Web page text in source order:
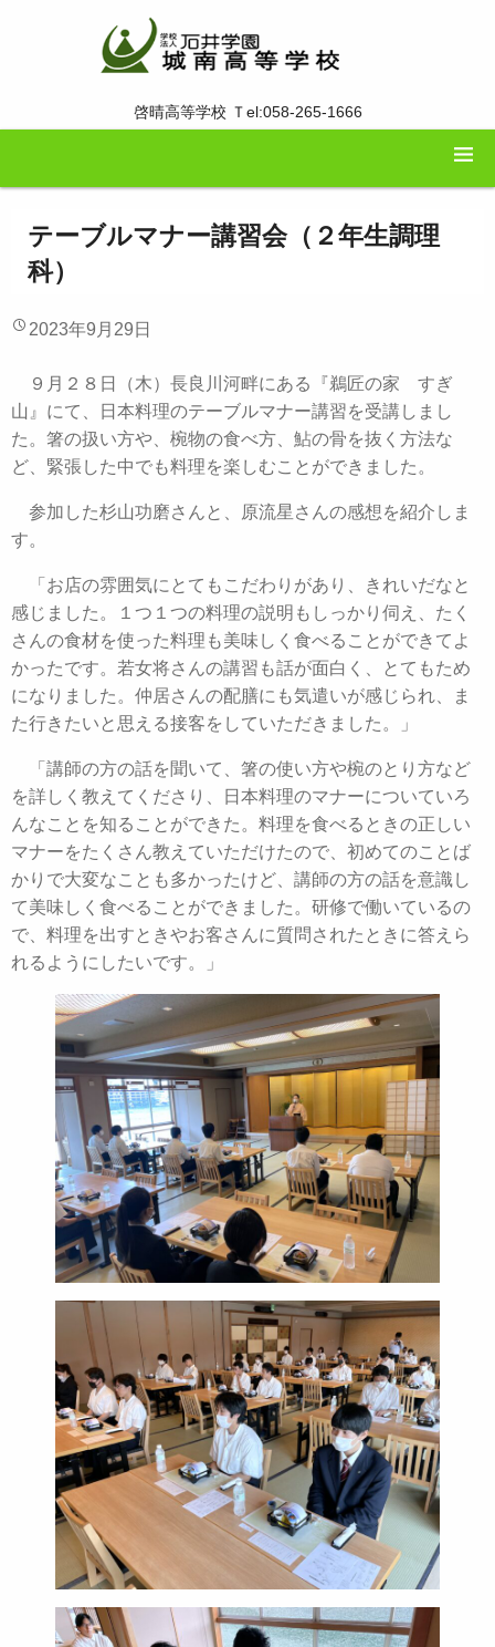
啓晴高等学校 Ｔel:058-265-1666
テーブルマナー講習会（２年生調理
科）
2023年9月29日
９月２８日（木）長良川河畔にある『鵜匠の家 すぎ
山』にて、日本料理のテーブルマナー講習を受講しまし
た。箸の扱い方や、椀物の食べ方、鮎の骨を抜く方法な
ど、緊張した中でも料理を楽しむことができました。
参加した杉山功磨さんと、原流星さんの感想を紹介しま
す。
「お店の雰囲気にとてもこだわりがあり、きれいだなと
感じました。１つ１つの料理の説明もしっかり伺え、たく
さんの食材を使った料理も美味しく食べることができてよ
かったです。若女将さんの講習も話が面白く、とてもため
になりました。仲居さんの配膳にも気遣いが感じられ、ま
た行きたいと思える接客をしていただきました。」
「講師の方の話を聞いて、箸の使い方や椀のとり方など
を詳しく教えてくださり、日本料理のマナーについていろ
んなことを知ることができた。料理を食べるときの正しい
マナーをたくさん教えていただけたので、初めてのことば
かりで大変なことも多かったけど、講師の方の話を意識し
て美味しく食べることができました。研修で働いているの
で、料理を出すときやお客さんに質問されたときに答えら
れるようにしたいです。」